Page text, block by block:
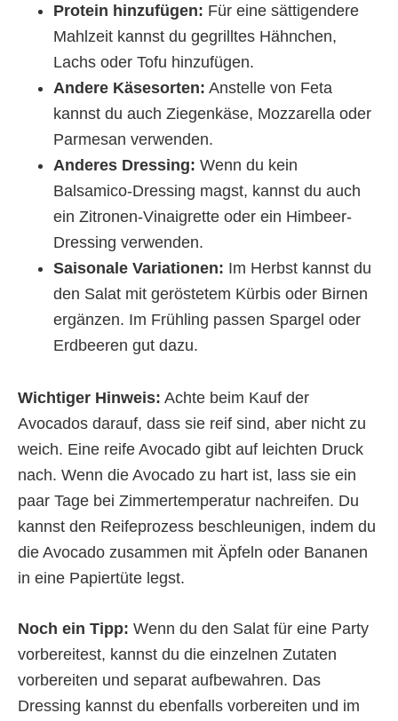
Protein hinzufügen: Für eine sättigendere
Mahlzeit kannst du gegrilltes Hähnchen,
Lachs oder Tofu hinzufügen.
Andere Käsesorten: Anstelle von Feta
kannst du auch Ziegenkäse, Mozzarella oder
Parmesan verwenden.
Anderes Dressing: Wenn du kein
Balsamico-Dressing magst, kannst du auch
ein Zitronen-Vinaigrette oder ein Himbeer-
Dressing verwenden.
Saisonale Variationen: Im Herbst kannst du
den Salat mit geröstetem Kürbis oder Birnen
ergänzen. Im Frühling passen Spargel oder
Erdbeeren gut dazu.
Wichtiger Hinweis: Achte beim Kauf der
Avocados darauf, dass sie reif sind, aber nicht zu
weich. Eine reife Avocado gibt auf leichten Druck
nach. Wenn die Avocado zu hart ist, lass sie ein
paar Tage bei Zimmertemperatur nachreifen. Du
kannst den Reifeprozess beschleunigen, indem du
die Avocado zusammen mit Äpfeln oder Bananen
in eine Papiertüte legst.
Noch ein Tipp: Wenn du den Salat für eine Party
vorbereitest, kannst du die einzelnen Zutaten
vorbereiten und separat aufbewahren. Das
Dressing kannst du ebenfalls vorbereiten und im